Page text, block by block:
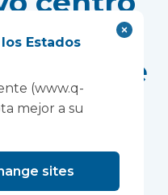
en
de
del
Trust.
Estados
(www.q-
mejor a su
sites